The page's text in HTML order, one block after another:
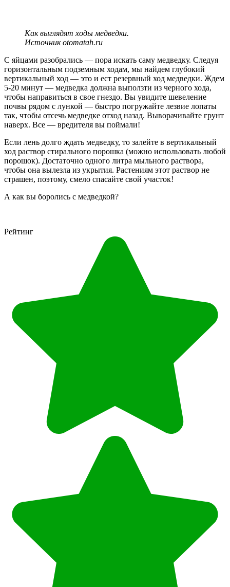
Как выглядят ходы медведки.
Источник otomatah.ru
С яйцами разобрались — пора искать саму медведку. Следуя
горизонтальным подземным ходам, мы найдем глубокий
вертикальный ход — это и ест резервный ход медведки. Ждем
5-20 минут — медведка должна выползти из черного хода,
чтобы направиться в свое гнездо. Вы увидите шевеление
почвы рядом с лункой — быстро погружайте лезвие лопаты
так, чтобы отсечь медведке отход назад. Выворачивайте грунт
наверх. Все — вредителя вы поймали!
Если лень долго ждать медведку, то залейте в вертикальный
ход раствор стирального порошка (можно использовать любой
порошок). Достаточно одного литра мыльного раствора,
чтобы она вылезла из укрытия. Растениям этот раствор не
страшен, поэтому, смело спасайте свой участок!
А как вы боролись с медведкой?
Рейтинг